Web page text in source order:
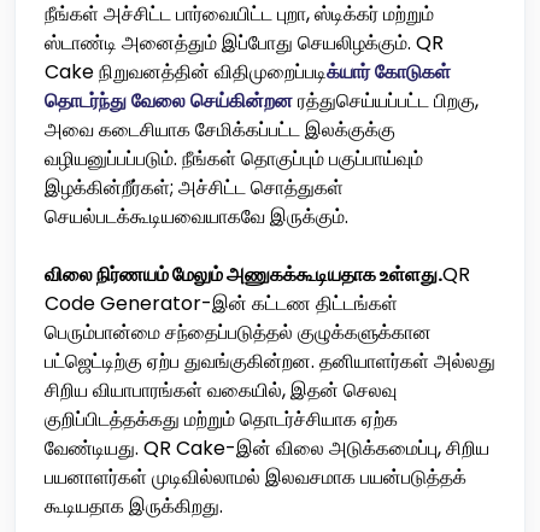
நீங்கள் அச்சிட்ட பார்வையிட்ட புறா, ஸ்டிக்கர் மற்றும்
ஸ்டாண்டி அனைத்தும் இப்போது செயலிழக்கும். QR
Cake நிறுவனத்தின் விதிமுறைப்படிக்யார் கோடுகள்
தொடர்ந்து வேலை செய்கின்றனரத்துசெய்யப்பட்ட பிறகு,
அவை கடைசியாக சேமிக்கப்பட்ட இலக்குக்கு
வழியனுப்பப்படும். நீங்கள் தொகுப்பும் பகுப்பாய்வும்
இழக்கின்றீர்கள்; அச்சிட்ட சொத்துகள்
செயல்படக்கூடியவையாகவே இருக்கும்.
விலை நிர்ணயம் மேலும் அணுகக்கூடியதாக உள்ளது.QR
Code Generator-இன் கட்டண திட்டங்கள்
பெரும்பான்மை சந்தைப்படுத்தல் குழுக்களுக்கான
பட்ஜெட்டிற்கு ஏற்ப துவங்குகின்றன. தனியாளர்கள் அல்லது
சிறிய வியாபாரங்கள் வகையில், இதன் செலவு
குறிப்பிடத்தக்கது மற்றும் தொடர்ச்சியாக ஏற்க
வேண்டியது. QR Cake-இன் விலை அடுக்கமைப்பு, சிறிய
பயனாளர்கள் முடிவில்லாமல் இலவசமாக பயன்படுத்தக்
கூடியதாக இருக்கிறது.